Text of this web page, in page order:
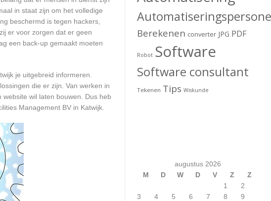
in staat zijn om het volledige
beschermd is tegen hackers,
er voor zorgen dat er geen
een back-up gemaakt moeten
je uitgebreid informeren.
die er zijn. Van werken in
wil laten bouwen. Dus heb
Management BV in Katwijk.
Berekenen converter JPG PDF
Robot Software
Software consultant
Tekenen Tips Wiskunde
augustus 2026
M
D W D V Z
Z
1
2
3
4 5 6 7 8
9